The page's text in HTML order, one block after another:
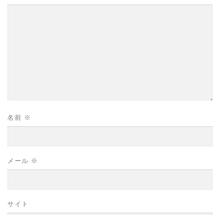
名前 ※
メール ※
サイト